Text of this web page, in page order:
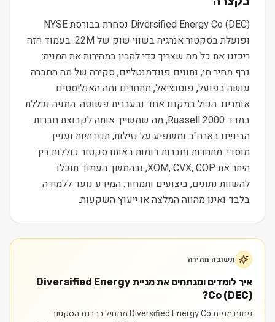
Diversified Energy Co (DEC) נסחרת בבורסת NYSE
ופועלת בסקטור אנרגיה בשווי שוק של 22M. בעמוד הזה
ריכזנו את כל מה שצריך כדי להבין במהירות את המניה:
גרף מחיר חי, נתונים פונדמנטליים, סקירה של מה החברה
עושה בפועל, פוטנציאל, מתחרים ומה האנליסטים
אומרים. הכול במקום אחד ובעברית פשוטה. המניה נכללת
במדד Russell 2000, מה שמשייך אותה לקבוצת חברות
הביניים בארה"ב ומשפיע על נזילות, תנודתיות ועניין
מוסדי. מתחרות וחברות דומות באותו סקטור כוללות בין
היתר את XOM, CVX, COP, ובהמשך העמוד תוכלו
להשוות נתונים, ביצועים ותמחור. המידע נועד ללמידה
בלבד ואינו מהווה המלצה או ייעוץ השקעות.
תשובה מהירה
איך לומדים ומנתחים את מניית Diversified Energy
Co (DEC)?
ניתוח מניית Diversified Energy Co מתחיל בהבנת הסקטור